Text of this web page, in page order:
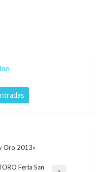
Oro 2013»
Feria San